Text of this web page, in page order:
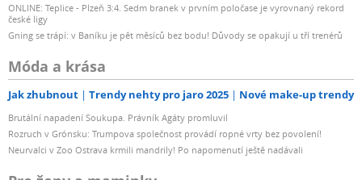
ONLINE: Teplice - Plzeň 3:4. Sedm branek v prvním poločase je vyrovnaný rekord
české ligy
Gning se trápí: v Baníku je pět měsíců bez bodu! Důvody se opakují u tří trenérů
Móda a krása
Jak zhubnout Trendy nehty pro jaro 2025 Nové make-up trendy
Brutální napadení Soukupa. Právník Agáty promluvil
Rozruch v Grónsku: Trumpova společnost provádí ropné vrty bez povolení!
Neurvalci v Zoo Ostrava krmili mandrily! Po napomenutí ještě nadávali